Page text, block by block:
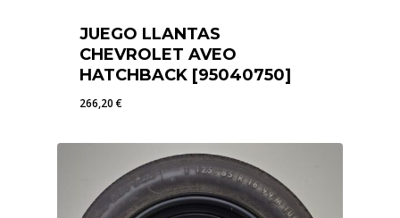
JUEGO LLANTAS
CHEVROLET AVEO
HATCHBACK [95040750]
266,20€